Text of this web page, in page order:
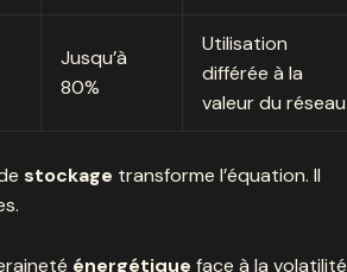
Jusqu’à
80%
Utilisation
différée à la
valeur du réseau
stockage transforme l’équation. Il
énergétique face à la volatilité